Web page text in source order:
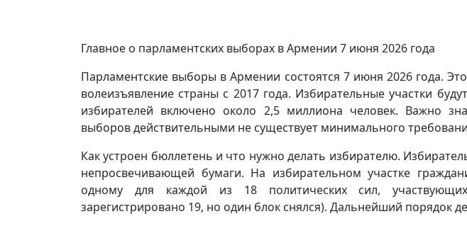
Главное о парламентских выборах в Армении 7 июня 2026 года
Парламентские выборы в Армении состоятся 7 июня 2026 года.
волеизъявление страны с 2017 года. Избирательные участки
избирателей включено около 2,5 миллиона человек. Важно
выборов действительными не существует минимального
Как устроен бюллетень и что нужно делать избирателю.
непросвечивающей бумаги. На избирательном участке
одному для каждой из 18 политических сил,
зарегистрировано 19, но один блок снялся). Дальнейший порядок